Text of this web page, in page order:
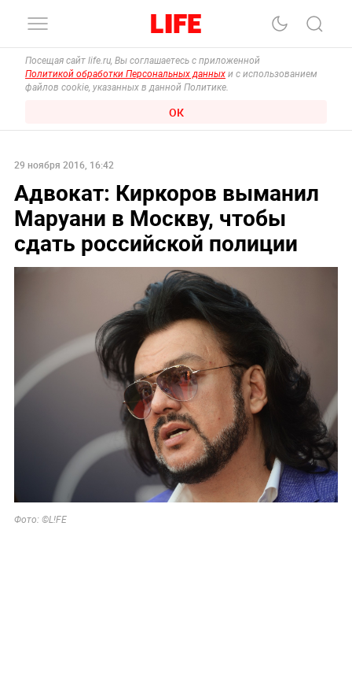
Посещая сайт life.ru, Вы соглашаетесь с приложенной
Политикой обработки Персональных данных и с использованием
файлов cookie, указанных в данной Политике.
ОК
29 ноября 2016, 16:42
Адвокат: Киркоров выманил
Маруани в Москву, чтобы
сдать российской полиции
Фото: ©L!FE